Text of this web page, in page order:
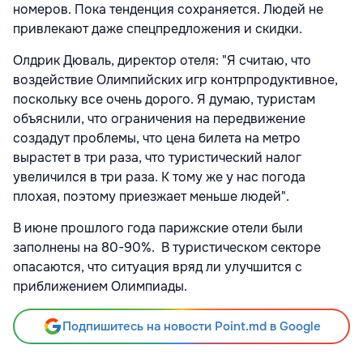
номеров. Пока тенденция сохраняется. Людей не
привлекают даже спецпредложения и скидки.
Олдрик Дюваль, директор отеля: "Я считаю, что
воздействие Олимпийских игр контрпродуктивное,
поскольку все очень дорого. Я думаю, туристам
объяснили, что ограничения на передвижение
создадут проблемы, что цена билета на метро
вырастет в три раза, что туристический налог
увеличился в три раза. К тому же у нас погода
плохая, поэтому приезжает меньше людей".
В июне прошлого года парижские отели были
заполнены на 80-90%. В туристическом секторе
опасаются, что ситуация вряд ли улучшится с
приближением Олимпиады.
Подпишитесь на новости Point.md в Google